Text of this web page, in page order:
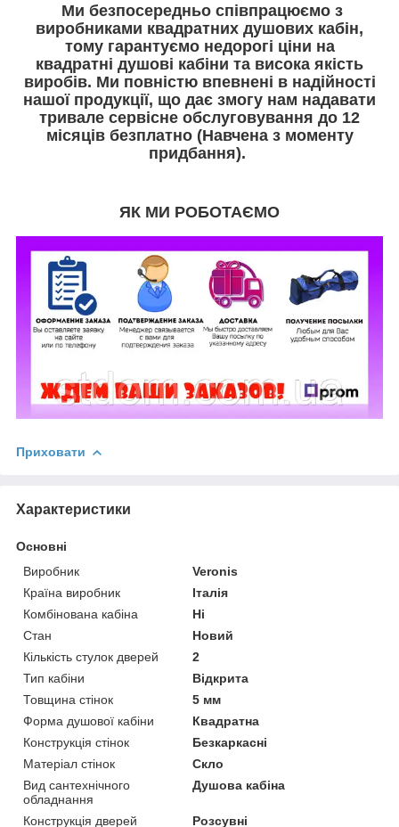
Ми безпосередньо співпрацюємо з
виробниками квадратних душових кабін,
тому гарантуємо недорогі ціни на
квадратні душові кабіни та висока якість
виробів. Ми повністю впевнені в надійності
нашої продукції, що дає змогу нам надавати
тривале сервісне обслуговування до 12
місяців безплатно (Навчена з моменту
придбання).
ЯК МИ РОБОТАЄМО
Приховати
Характеристики
Основні
Виробник
Veronis
Країна виробник
Італія
Комбінована кабіна
Ні
Стан
Новий
Кількість стулок дверей
2
Тип кабіни
Відкрита
Товщина стінок
5 мм
Форма душової кабіни
Квадратна
Конструкція стінок
Безкаркасні
Матеріал стінок
Скло
Вид сантехнічного
обладнання
Душова кабіна
Конструкція дверей Розсувні